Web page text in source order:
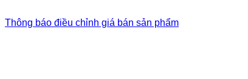
Thông báo điều chỉnh giá bán sản phẩm